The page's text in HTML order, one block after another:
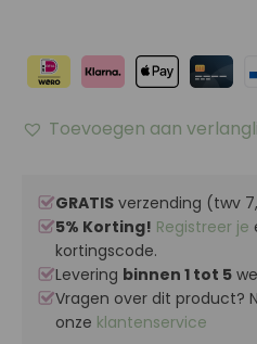
Toevoegen aan
GRATIS verzending (twv
5% Korting! Registreer je
kortingscode.
Levering binnen 1 tot 5
Vragen over dit product?
onze klantenservice